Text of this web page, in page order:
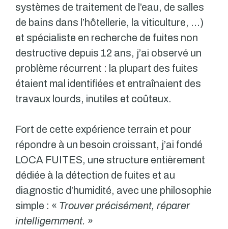
systèmes de traitement de l’eau, de salles
de bains dans l’hôtellerie, la viticulture, …)
et spécialiste en recherche de fuites non
destructive depuis 12 ans, j’ai observé un
problème récurrent : la plupart des fuites
étaient mal identifiées et entraînaient des
travaux lourds, inutiles et coûteux.
Fort de cette expérience terrain et pour
répondre à un besoin croissant, j’ai fondé
LOCA FUITES, une structure entièrement
dédiée à la détection de fuites et au
diagnostic d’humidité, avec une philosophie
simple : « Trouver précisément, réparer
intelligemment. »